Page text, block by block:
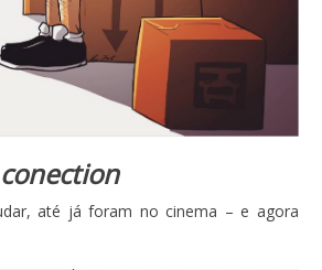
até já foram no cinema – e agora